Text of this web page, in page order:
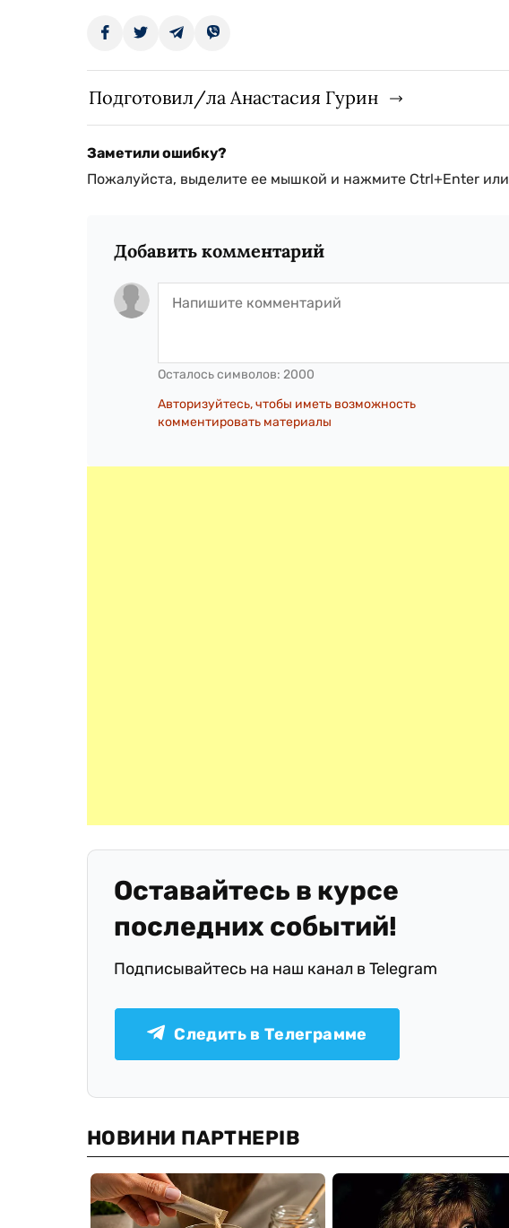
Подготовил/ла Анастасия Гурин
Заметили ошибку?
Пожалуйста, выделите ее мышкой и нажмите Ctrl+Enter или
Добавить комментарий
Осталось символов: 2000
Авторизуйтесь, чтобы иметь возможность
комментировать материалы
Оставайтесь в курсе
последних событий!
Подписывайтесь на наш канал в Telegram
Следить в Телеграмме